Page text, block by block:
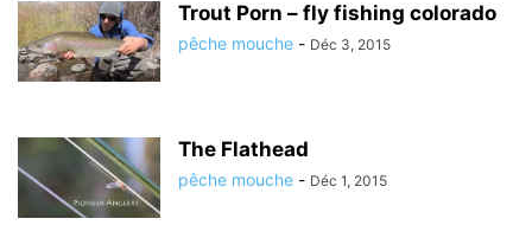
Trout Porn – fly fishing colorado
pêche mouche - Déc 3, 2015
The Flathead
pêche mouche - Déc 1, 2015